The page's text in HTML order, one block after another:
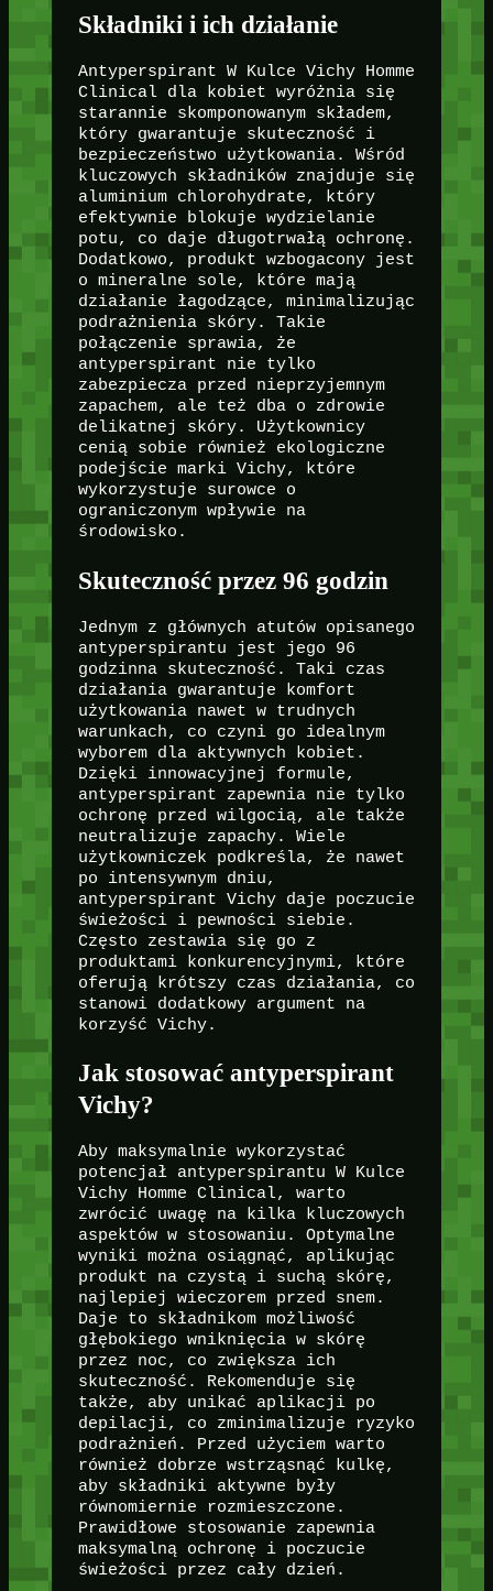
Składniki i ich działanie
Antyperspirant W Kulce Vichy Homme
Clinical dla kobiet wyróżnia się
starannie skomponowanym składem,
który gwarantuje skuteczność i
bezpieczeństwo użytkowania. Wśród
kluczowych składników znajduje się
aluminium chlorohydrate, który
efektywnie blokuje wydzielanie
potu, co daje długotrwałą ochronę.
Dodatkowo, produkt wzbogacony jest
o mineralne sole, które mają
działanie łagodzące, minimalizując
podrażnienia skóry. Takie
połączenie sprawia, że
antyperspirant nie tylko
zabezpiecza przed nieprzyjemnym
zapachem, ale też dba o zdrowie
delikatnej skóry. Użytkownicy
cenią sobie również ekologiczne
podejście marki Vichy, które
wykorzystuje surowce o
ograniczonym wpływie na
środowisko.
Skuteczność przez 96 godzin
Jednym z głównych atutów opisanego
antyperspirantu jest jego 96
godzinna skuteczność. Taki czas
działania gwarantuje komfort
użytkowania nawet w trudnych
warunkach, co czyni go idealnym
wyborem dla aktywnych kobiet.
Dzięki innowacyjnej formule,
antyperspirant zapewnia nie tylko
ochronę przed wilgocią, ale także
neutralizuje zapachy. Wiele
użytkowniczek podkreśla, że nawet
po intensywnym dniu,
antyperspirant Vichy daje poczucie
świeżości i pewności siebie.
Często zestawia się go z
produktami konkurencyjnymi, które
oferują krótszy czas działania, co
stanowi dodatkowy argument na
korzyść Vichy.
Jak stosować antyperspirant
Vichy?
Aby maksymalnie wykorzystać
potencjał antyperspirantu W Kulce
Vichy Homme Clinical, warto
zwrócić uwagę na kilka kluczowych
aspektów w stosowaniu. Optymalne
wyniki można osiągnąć, aplikując
produkt na czystą i suchą skórę,
najlepiej wieczorem przed snem.
Daje to składnikom możliwość
głębokiego wniknięcia w skórę
przez noc, co zwiększa ich
skuteczność. Rekomenduje się
także, aby unikać aplikacji po
depilacji, co zminimalizuje ryzyko
podrażnień. Przed użyciem warto
również dobrze wstrząsnąć kulkę,
aby składniki aktywne były
równomiernie rozmieszczone.
Prawidłowe stosowanie zapewnia
maksymalną ochronę i poczucie
świeżości przez cały dzień.